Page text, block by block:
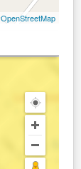
OpenStreetMap